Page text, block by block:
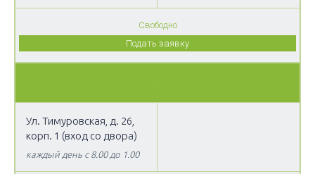
Свободно
Подать заявку
Ул. Тимуровская, д. 26,
корп. 1 (вход со двора)
каждый день с 8.00 до 1.00